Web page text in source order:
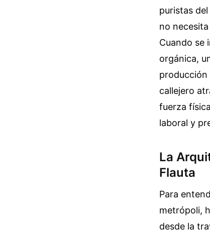
puristas
no
Cuando se
orgánica,
producción
callejero
fuerza
laboral y
La
Flauta
Para
metrópoli,
desde la